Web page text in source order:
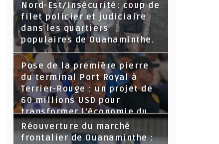
Nord-Est/Insécurité: coup de
filet policier et judiciaire
dans les quartiers
populaires de Ouanaminthe.
Pose de la première pierre
du terminal Port Royal à
Terrier-Rouge : un projet de
60 millions USD pour
transformer l’économie du
Nord-Est
Réouverture du marché
frontalier de Ouanaminthe :